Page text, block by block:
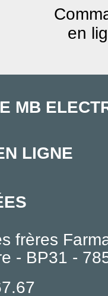
en
MB
LIGNE
frères
- BP31 -